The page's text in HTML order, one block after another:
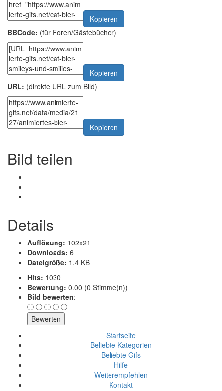
Kopieren
BBCode: (für Foren/Gästebücher)
Kopieren
URL: (direkte URL zum Bild)
Kopieren
Bild teilen
Details
Auflösung: 102x21
Downloads: 6
Dateigröße: 1.4 KB
Hits: 1030
Bewertung: 0.00 (0 Stimme(n))
Bild bewerten:
Startseite
Beliebte Kategorien
Beliebte Gifs
Hilfe
Weiterempfehlen
Kontakt